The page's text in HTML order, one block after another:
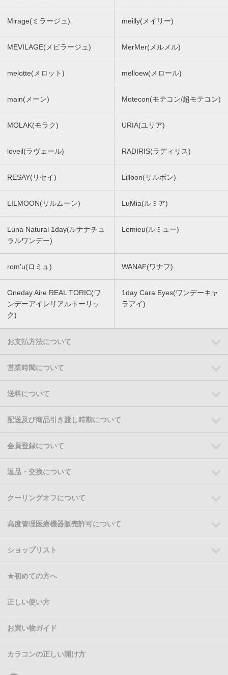
Mirage(ミラージュ) meilly(メイリー)
MEVILAGE(メビラージュ) MerMer(メルメル)
melotte(メロット) melloew(メロール)
main(メーン) Motecon(モテコン/超モテコン)
MOLAK(モラク) URIA(ユリア)
loveil(ラヴェール) RADIRIS(ラディリス)
RESAY(リセイ) Lillbon(リルボン)
LILMOON(リルムーン) LuMia(ルミア)
Luna Natural 1day(ルナナチュ
ラルワンデー)
Lemieu(ルミュー)
rom'u(ロミュ) WANAF(ワナフ)
Oneday Aire REAL TORIC(ワ
ンデーアイレリアルトーリッ
ク)
1day Cara Eyes(ワンデーキャ
ラアイ)
お支払方法について
営業時間について
送料について
配送及び商品引き渡し時期について
会員登録について
返品・交換について
クーリングオフについて
高度管理医療機器販売許可について
ショップリスト
★初めての方へ
正しい使い方
お買い物ガイド
カラコンの正しい開け方